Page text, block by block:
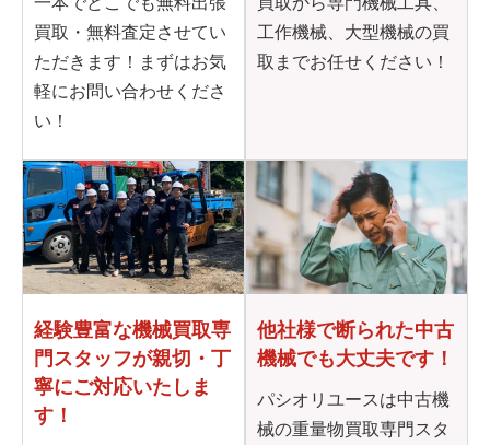
買取・無料査定させてい
ただきます！まずはお気
軽にお問い合わせくださ
い！
工作機械、大型機械の買
取までお任せください！
経験豊富な機械買取専
門 スタッフが親切・丁
寧にご対応いたしま
す！
他社様で断られた中古
機械でも大丈夫です！
パシオリユースは中古機
械の重量物買取専門スタ